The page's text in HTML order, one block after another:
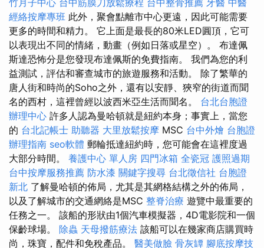
經絡按摩專班 此外，聚會點離市中心更遠，因此可能需要
更多的時間和精力。 它上面是最長的80米LED圓頂，它可
以表現出不同的情緒，動畫（例如日落或星空）。 布達佩
斯達恐怖分是您發現布達佩斯的免費指南。 我們為您的利
益測試，評估和審查城市的旅遊服務和活動。 除了繁華的
唐人街和時尚的Soho之外，還有以安靜、狹窄的街道而聞
名的西村，這裡曾經以波西米亞生活而聞名。 台北台胞證
辦理中心 許多人認為曼哈頓就是紐約本身；事實上，當您
的 台北記帳士 助聽器 大里放鬆按摩 MSC 台中外燴 台胞證
辦理指南 seo軟體 郵輪抵達紐約時，您可能會在這裡度過
大部分時間。 養護中心 單人房 四門冰箱 全瓷冠 護照過期
台中按摩服務推薦 防水漆 關鍵字搜尋 台北徵信社 台胞證
新北 了解曼哈頓的佈局，尤其是其網格結構之外的佈局，
以及了解城市的交通網絡是MSC 整脊治療 遊覽中最重要的
任務之一。 該船的形狀由1個汽車模擬器，4D電影院和一個
保齡球場。 除蟲 天母撥筋療法 該船可以在幾家商店購買時
尚，珠寶，配件和免稅產品。 醫美做臉 骨灰罈 腳底按摩技